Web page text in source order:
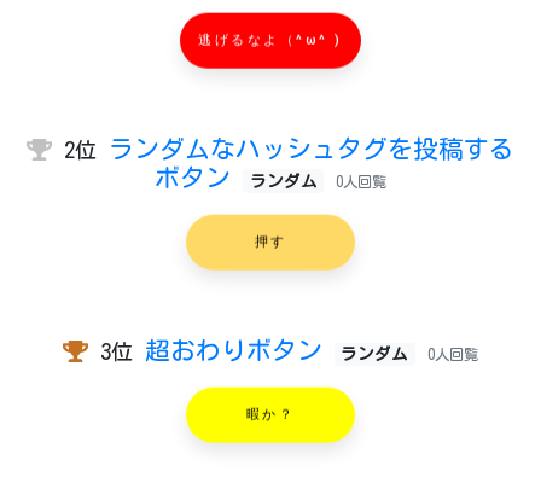
逃げるなよ（^ω^ )
2位
ランダムなハッシュタグを投稿する
ボタン
ランダム 0人回覧
押す
3位 超おわりボタン ランダム 0人回覧
暇か？